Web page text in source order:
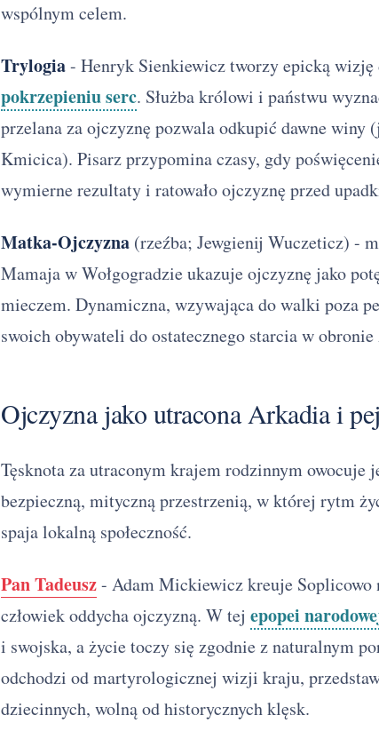
wspólnym celem.
Trylogia- Henryk Sienkiewicz tworzy epicką wizję
pokrzepieniu serc. Służba królowi i państwu
przelana za ojczyznę pozwala odkupić dawne winy
Kmicica). Pisarz przypomina czasy, gdy
wymierne rezultaty i ratowało ojczyznę przed
Matka-Ojczyzna (rzeźba; Jewgienij Wuczeticz) -
Mamaja w Wołgogradzie ukazuje ojczyznę jako
mieczem. Dynamiczna, wzywająca do walki poza
swoich obywateli do ostatecznego starcia w
Ojczyzna jako utracona Arkadia i
Tęsknota za utraconym krajem rodzinnym owocuje
bezpieczną, mityczną przestrzenią, w której rytm
spaja lokalną społeczność.
Pan Tadeusz- Adam Mickiewicz kreuje Soplicowo
człowiek oddycha ojczyzną. W tej epopei
i swojska, a życie toczy się zgodnie z naturalnym
odchodzi od martyrologicznej wizji kraju,
dziecinnych, wolną od historycznych klęsk.